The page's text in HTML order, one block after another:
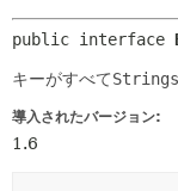
非推奨
ヘルプ
public interface
キーがすべてStrings
導入されたバージョン:
1.6